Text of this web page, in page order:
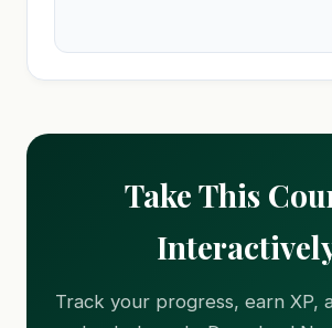
Take This
Track your progress, earn XP,